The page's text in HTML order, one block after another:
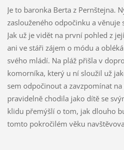
Je to baronka Berta z Pernštejna.
zaslouženého odpočinku a věnuje
Jak už je vidět na první pohled z
ani ve stáři zájem o módu a
svého mládí. Na pláž přišla v
komorníka, který u ní sloužil už
sem odpočinout a zavzpomínat
pravidelně chodila jako dítě se
klidu přemýšlí o tom, jak dlouho
tomto pokročilém věku